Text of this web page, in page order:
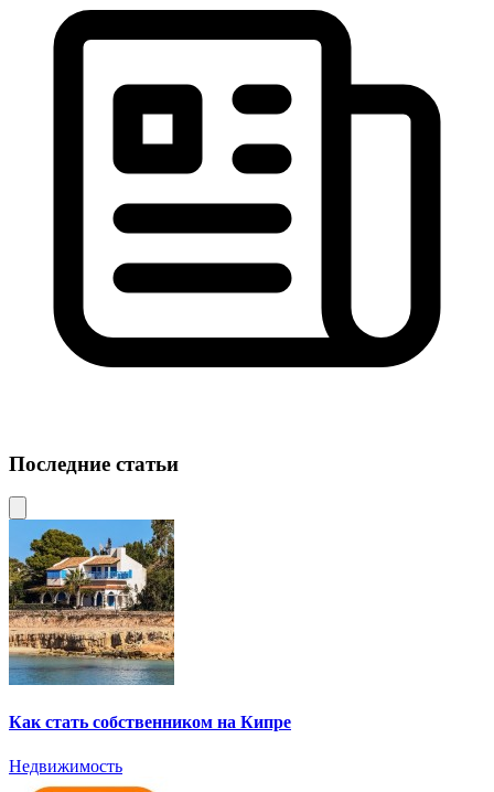
Последние статьи
Как стать собственником на Кипре
Недвижимость